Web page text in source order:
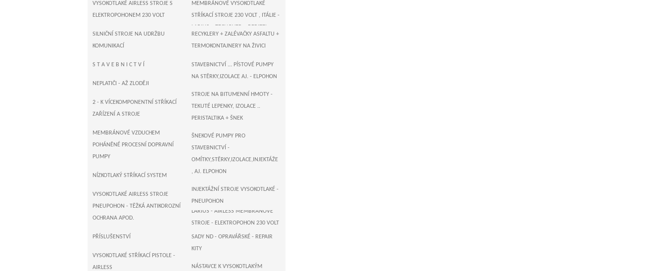
VYSOKOTLAKÉ AIRLESS STROJE S
ELEKTROPOHONEM 230 VOLT
MEMBRÁNOVÉ VYSOKOTLAKÉ
STŘÍKACÍ STROJE 230 VOLT , ITÁLIE -
LARIUS + TECNOVER + BERIZZI
T R I T E C H - US AIRLESS STŘÍKACÍ
STROJE 230 VOLT
MEMBRÁNOVÉ VYSOKOTLAKÉ
LARIUS - AIRLESS MEMBRÁNOVÉ
STROJE - ELEKTROPOHON 230 VOLT
SILNIČNÍ STROJE NA UDRŽBU
KOMUNIKACÍ
RECYKLERY + ZALÉVAČKY ASFALTU +
TERMOKONTAJNERY NA ŽIVICI
ZALÉVAČKY - VAŘIČE ASFALTU
S T A V E B N I C T V Í
STAVEBNICTVÍ ... PÍSTOVÉ PUMPY
NA STĚRKY,IZOLACE AJ. - ELPOHON
STROJE NA BITUMENNÍ HMOTY -
TEKUTÉ LEPENKY, IZOLACE ..
PERISTALTIKA + ŠNEK
ŠNEKOVÉ PUMPY PRO
STAVEBNICTVÍ -
OMÍTKY,STĚRKY,IZOLACE,INJEKTÁŽE
, AJ. ELPOHON
INJEKTÁŽNÍ STROJE VYSOKOTLAKÉ -
PNEUPOHON
NEPLATIČI - AŽ ZLODĚJI
2 - K VÍCEKOMPONENTNÍ STŘÍKACÍ
ZAŘÍZENÍ A STROJE
MEMBRÁNOVÉ VZDUCHEM
POHÁNĚNÉ PROCESNÍ DOPRAVNÍ
PUMPY
NÍZKOTLAKÝ STŘÍKACÍ SYSTEM
VYSOKOTLAKÉ AIRLESS STROJE
PNEUPOHON - TĚŽKÁ ANTIKOROZNÍ
OCHRANA APOD.
PŘÍSLUŠENSTVÍ
SADY ND - OPRAVÁŘSKÉ - REPAIR
KITY
NÁSTAVCE K VYSOKOTLAKÝM
VYSOKOTLAKÉ STŘÍKACÍ PISTOLE -
AIRLESS